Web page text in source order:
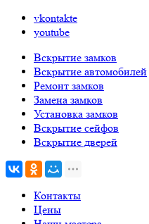
vkontakte
youtube
Вскрытие замков
Вскрытие автомобилей
Ремонт замков
Замена замков
Установка замков
Вскрытие сейфов
Вскрытие дверей
Контакты
Цены